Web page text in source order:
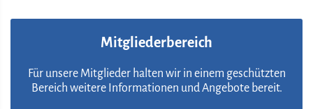
Mitgliederbereich
Für unsere Mitglieder halten wir in einem geschützten
Bereich weitere Informationen und Angebote bereit.